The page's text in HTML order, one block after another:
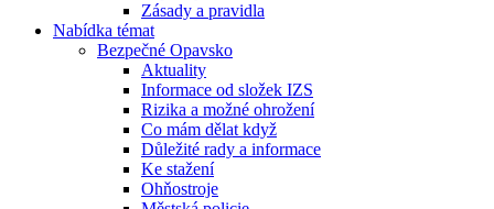
Zásady a pravidla
Nabídka témat
Bezpečné Opavsko
Aktuality
Informace od složek IZS
Rizika a možné ohrožení
Co mám dělat když
Důležité rady a informace
Ke stažení
Ohňostroje